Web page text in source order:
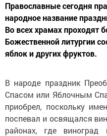
Православные сегодня
народное название
Во всех храмах проходят
Божественной литургии
яблок и других фруктов.
В народе праздник
Спасом или Яблочным
приобрел, поскольку
поспевал и освящался
районах, где